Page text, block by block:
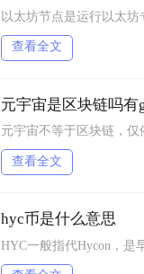
查看全文
元宇宙是区块链吗有
查看全文
hyc币是什么意思